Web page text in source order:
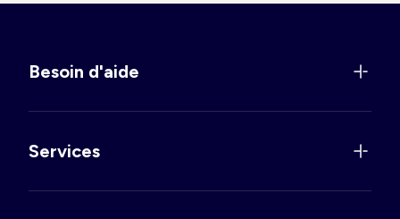
Besoin d'aide
Services